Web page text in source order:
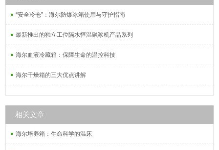
“安全冷仓”：海尔防爆冰箱使用与守护指南
最新推出的独立工位隔水恒温融浆机产品系列
海尔血液冷藏箱：保障生命的温控科技
海尔干燥箱的三大优点讲解
相关文章
海尔培养箱：生命科学的温床